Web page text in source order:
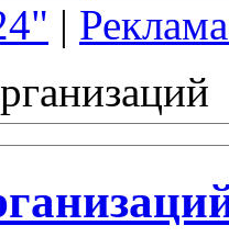
|